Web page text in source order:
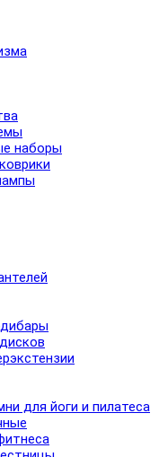
наборы
для йоги и пилатеса